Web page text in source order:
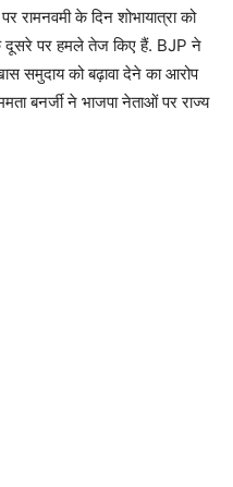
के दिन शोभायात्रा को
दूसरे पर हमले तेज किए हैं. BJP ने
समुदाय को बढ़ावा देने का आरोप
बनर्जी ने भाजपा नेताओं पर राज्य